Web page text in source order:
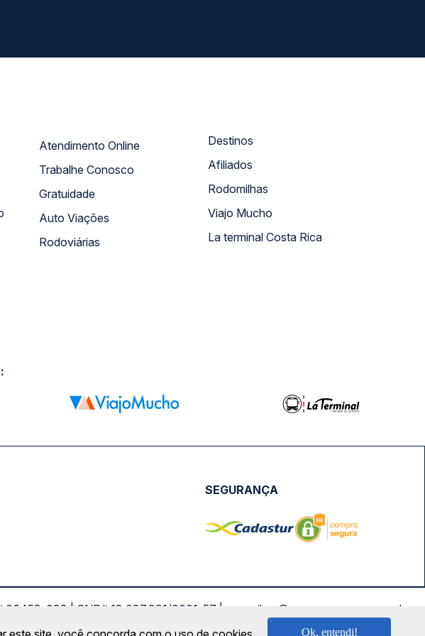
Atendimento Online
Trabalhe Conosco
Gratuidade
Auto Viações
Rodoviárias
Destinos
Afiliados
Rodomilhas
Viajo Mucho
La terminal Costa Rica
SEGURANÇA
038 | CNPJ: 18.087.991/0001-57 | saconibus@queropassagem.com.br
Ok, entendi!